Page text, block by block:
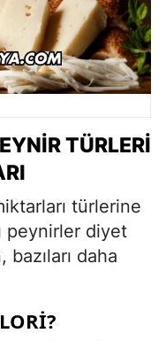
TÜRLERI
türlerine
peynirler diyet
daha